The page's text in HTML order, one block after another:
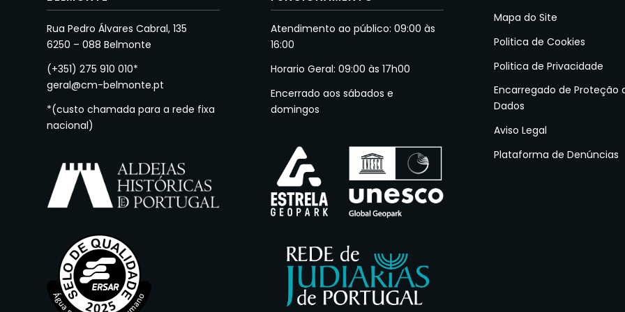
Rua Pedro Álvares Cabral, 135
6250 – 088 Belmonte
(+351) 275 910 010*
geral@cm-belmonte.pt
*(custo chamada para a rede fixa
nacional)
Atendimento ao público: 09:00 às
16:00
Horario Geral: 09:00 às 17h00
Encerrado aos sábados e
domingos
Mapa do Site
Politica de Cookies
Politica de Privacidade
Encarregado de Proteção
Dados
Aviso Legal
Plataforma de Denúncias